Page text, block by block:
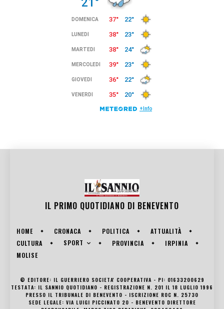
IL PRIMO QUOTIDIANO DI BENEVENTO
HOME CRONACA POLITICA
ATTUALITÀ
CULTURA
SPORT PROVINCIA
IRPINIA
MOLISE
© EDITORE: IL GUERRIERO SOCIETA' COOPERATIVA - PI: 01633200629
TESTATA: IL SANNIO QUOTIDIANO - REGISTRAZIONE N. 201 IL 18 LUGLIO 1996
PRESSO IL TRIBUNALE DI BENEVENTO - ISCRIZIONE ROC N. 25730
SEDE LEGALE: VIA LUIGI PICCINATO 20 - BENEVENTO DIRETTORE